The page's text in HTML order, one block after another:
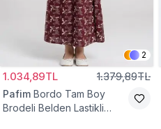
2
1.034,89TL 1.379,89TL
Pafim Bordo Tam Boy
Brodeli Belden Lastikli